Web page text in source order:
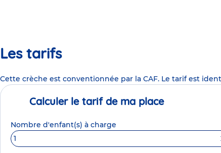
Les tarifs
Cette crèche est conventionnée par la CAF. Le tarif est
Calculer le tarif de ma place
Nombre d'enfant(s) à charge
1